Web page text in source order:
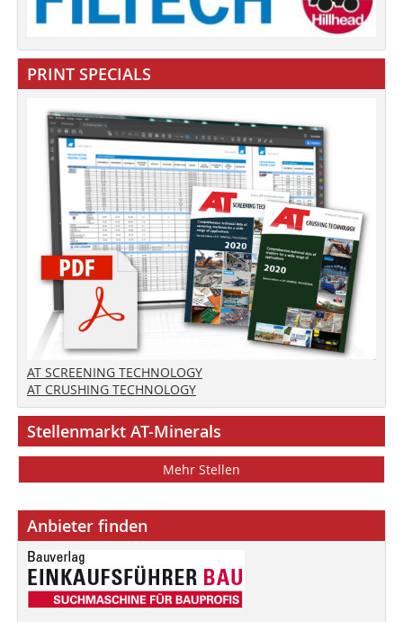
PRINT SPECIALS
AT SCREENING TECHNOLOGY
AT CRUSHING TECHNOLOGY
Stellenmarkt AT-Minerals
Mehr Stellen
Anbieter finden